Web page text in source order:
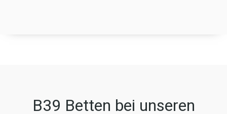
B39 Betten bei unseren